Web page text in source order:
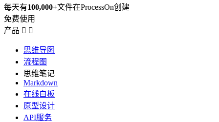
每天有100,000+文件在ProcessOn创建
免费使用
产品  
思维导图
流程图
思维笔记
Markdown
在线白板
原型设计
API服务